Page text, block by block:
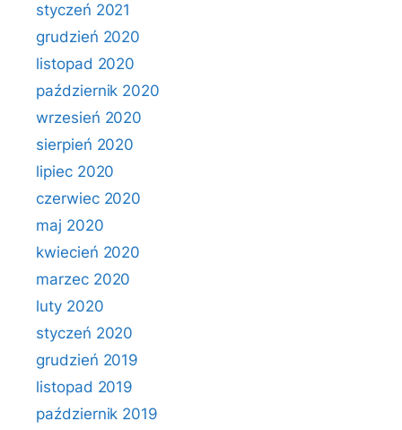
styczeń 2021
grudzień 2020
listopad 2020
październik 2020
wrzesień 2020
sierpień 2020
lipiec 2020
czerwiec 2020
maj 2020
kwiecień 2020
marzec 2020
luty 2020
styczeń 2020
grudzień 2019
listopad 2019
październik 2019